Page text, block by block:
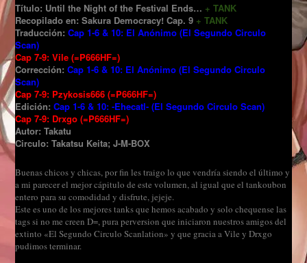
Título: Until the Night of the Festival Ends… + TANK
Recopilado en: Sakura Democracy! Cap. 9 + TANK
Traducción:Cap 1-6 & 10: El Anónimo (El Segundo Circulo
Scan)
Cap 7-9: Vile (=P666HF=)
Corrección:Cap 1-6 & 10: El Anónimo (El Segundo Circulo
Scan)
Cap 7-9: Pzykosis666 (=P666HF=)
Edición:Cap 1-6 & 10: -Ehecatl- (El Segundo Circulo Scan)
Cap 7-9: Drxgo (=P666HF=)
Autor: Takatu
Circulo: Takatsu Keita; J-M-BOX
Buenas chicos y chicas, por fin les traigo lo que vendría siendo el último y
a mi parecer el mejor cápitulo de este volumen, al igual que el tankoubon
entero para su comodidad y disfrute, jejeje.
Este es uno de los mejores tanks que hemos acabado y solo chequense las
tags si no me creen D=, pura perversion que iniciaron nuestros amigos del
extinto «El Segundo Circulo Scanlation» y que gracia a Vile y Drxgo
pudimos terminar.